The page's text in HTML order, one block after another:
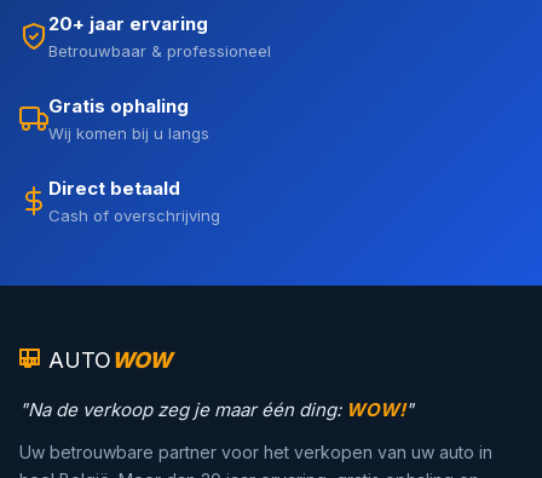
20+ jaar ervaring
Betrouwbaar & professioneel
Gratis ophaling
Wij komen bij u langs
Direct betaald
Cash of overschrijving
AUTOWOW
"Na de verkoop zeg je maar één ding: WOW!"
Uw betrouwbare partner voor het verkopen van uw auto in